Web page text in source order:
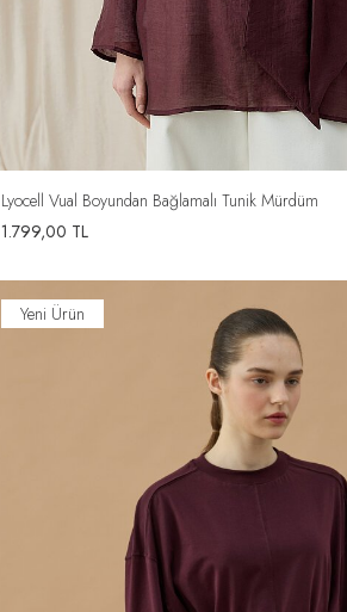
Lyocell Vual Boyundan Bağlamalı Tunik Mürdüm
1.799,00 TL
Yeni Ürün